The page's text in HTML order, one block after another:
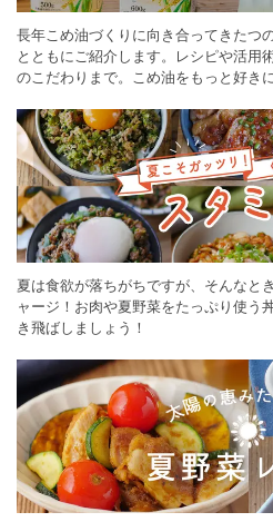
長年こめ油づくりに向き合ってきたつ
とともにご紹介します。レシピや活用
のこだわりまで。こめ油をもっと好き
夏は食欲が落ちがちですが、そんなと
ャージ！お肉や夏野菜をたっぷり使う
き飛ばしましょう！